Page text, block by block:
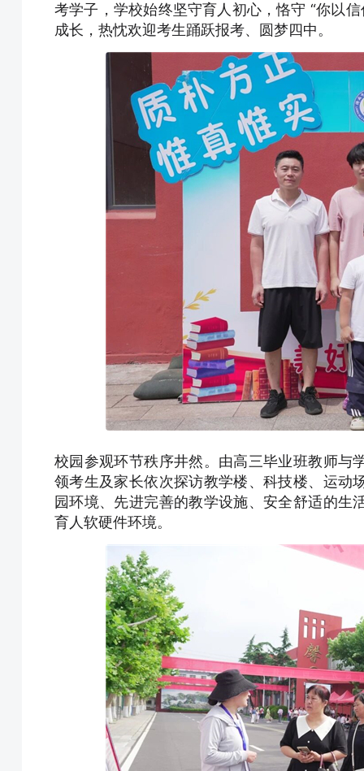
考学子，学校始终坚守育人初心，恪守 “你以
成长，热忱欢迎考生踊跃报考、圆梦四中。
校园参观环节秩序井然。由高三毕业班教师与
领考生及家长依次探访教学楼、科技楼、运动
园环境、先进完善的教学设施、安全舒适的生
育人软硬件环境。